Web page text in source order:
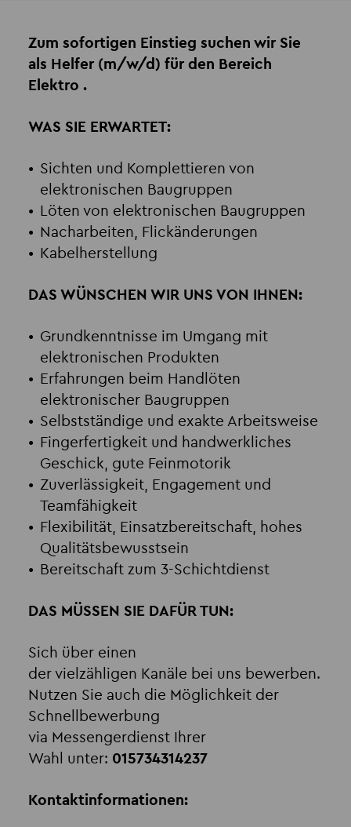
Zum sofortigen Einstieg suchen wir Sie
als Helfer (m/w/d) für den Bereich
Elektro .
WAS SIE ERWARTET:
Sichten und Komplettieren von
elektronischen Baugruppen
Löten von elektronischen Baugruppen
Nacharbeiten, Flickänderungen
Kabelherstellung
DAS WÜNSCHEN WIR UNS VON IHNEN:
Grundkenntnisse im Umgang mit
elektronischen Produkten
Erfahrungen beim Handlöten
elektronischer Baugruppen
Selbstständige und exakte Arbeitsweise
Fingerfertigkeit und handwerkliches
Geschick, gute Feinmotorik
Zuverlässigkeit, Engagement und
Teamfähigkeit
Flexibilität, Einsatzbereitschaft, hohes
Qualitätsbewusstsein
Bereitschaft zum 3-Schichtdienst
DAS MÜSSEN SIE DAFÜR TUN:
Sich über einen
der vielzähligen Kanäle bei uns bewerben.
Nutzen Sie auch die Möglichkeit der
Schnellbewerbung
via Messengerdienst Ihrer
Wahl unter: 015734314237
Kontaktinformationen: